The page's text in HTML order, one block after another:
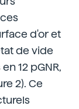
d'or et
de vide
12 pGNR,
2). Ce